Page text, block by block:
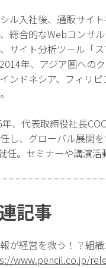
ル入社後、通販サイ
総合的なWebコンサ
サイト分析ツール「
年、アジア圏への
ンドネシア、フィリ
、代表取締役社長
し、グローバル展開
任。セミナーや講演
記事
が経営を救う！？組
www.pencil.co.jp/